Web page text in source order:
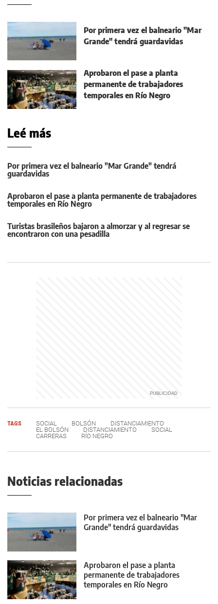
Por primera vez el balneario "Mar
Grande" tendrá guardavidas
Aprobaron el pase a planta
permanente de trabajadores
temporales en Río Negro
Leé más
Por primera vez el balneario "Mar Grande" tendrá
guardavidas
Aprobaron el pase a planta permanente de trabajadores
temporales en Río Negro
Turistas brasileños bajaron a almorzar y al regresar se
encontraron con una pesadilla
TAGS SOCIAL BOLSÓN
DISTANCIAMIENTO
EL BOLSÓN
DISTANCIAMIENTO
SOCIAL
CARRERAS
RÍO NEGRO
Noticias relacionadas
Por primera vez el balneario "Mar
Grande" tendrá guardavidas
Aprobaron el pase a planta
permanente de trabajadores
temporales en Río Negro